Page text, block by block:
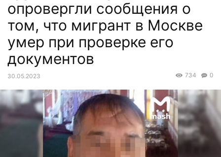
опровергли сообщения о
том, что мигрант в Москве
умер при проверке его
документов
30.05.2023 0
734